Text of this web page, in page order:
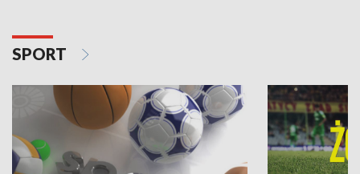
SPORT